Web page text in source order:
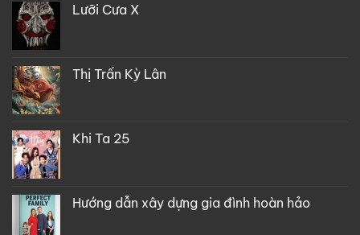
Lưỡi Cưa X
Thị Trấn Kỳ Lân
Khi Ta 25
Hướng dẫn xây dựng gia đình hoàn hảo